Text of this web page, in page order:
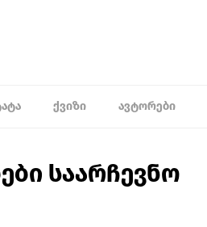
ᲥᲕᲘᲖᲘ ᲐᲕᲢᲝᲠᲔᲑᲘ
საარჩევნო